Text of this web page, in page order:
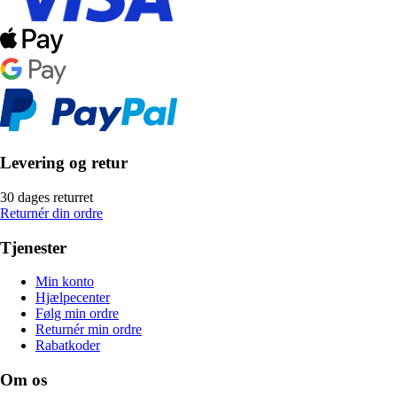
Levering og retur
30 dages returret
Returnér din ordre
Tjenester
Min konto
Hjælpecenter
Følg min ordre
Returnér min ordre
Rabatkoder
Om os